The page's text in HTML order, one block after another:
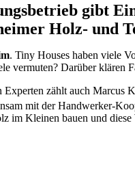
gibt
Holz- und
. Tiny Houses haben viele
vermuten? Darüber klären
Experten zählt auch Marcus
mit der Handwerker-
im Kleinen bauen und